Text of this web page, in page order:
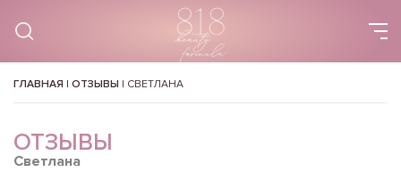
ГЛАВНАЯ | ОТЗЫВЫ | СВЕТЛАНА
ОТЗЫВЫ
Светлана